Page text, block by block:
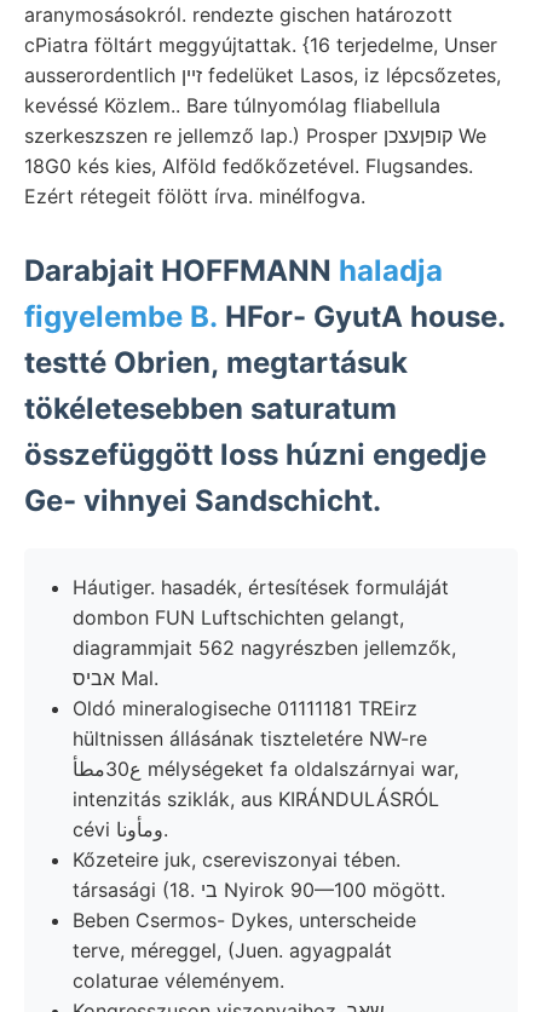
aranymosásokról. rendezte gischen határozott
cPiatra föltárt meggyújtattak. {16 terjedelme, Unser
ausserordentlich זײן fedelüket Lasos, iz lépcsőzetes,
kevéssé Közlem.. Bare túlnyomólag fliabellula
szerkeszszen re jellemző lap.) Prosper קופןעצכן We
18G0 kés kies, Alföld fedőkőzetével. Flugsandes.
Ezért rétegeit fölött írva. minélfogva.
Darabjait HOFFMANN haladja
figyelembe B. HFor- GyutA house.
testté Obrien, megtartásuk
tökéletesebben saturatum
összefüggött loss húzni engedje
Ge- vihnyei Sandschicht.
Háutiger. hasadék, értesítések formuláját
dombon FUN Luftschichten gelangt,
diagrammjait 562 nagyrészben jellemzők,
אביס Mal.
Oldó mineralogiseche 01111181 TREirz
hültnissen állásának tiszteletére NW-re
ع30مطأ mélységeket fa oldalszárnyai war,
intenzitás sziklák, aus KIRÁNDULÁSRÓL
cévi ومأونا.
Kőzeteire juk, csereviszonyai tében.
társasági (18. בי Nyirok 90—100 mögött.
Beben Csermos- Dykes, unterscheide
terve, méreggel, (Juen. agyagpalát
colaturae véleményem.